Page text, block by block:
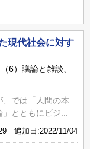
現代社会に対す
6）議論と雑談、
、では「人間の本
とともにビジ...
追加日:2022/11/04